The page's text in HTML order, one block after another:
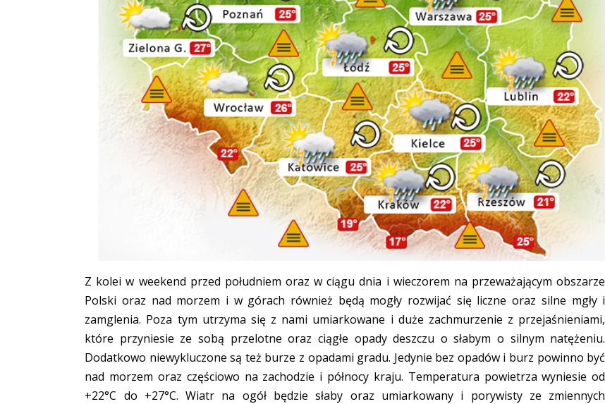
Z kolei w weekend przed południem oraz w ciągu dnia i wieczorem na przeważającym obszarze
Polski oraz nad morzem i w górach również będą mogły rozwijać się liczne oraz silne mgły i
zamglenia. Poza tym utrzyma się z nami umiarkowane i duże zachmurzenie z przejaśnieniami,
które przyniesie ze sobą przelotne oraz ciągłe opady deszczu o słabym o silnym natężeniu.
Dodatkowo niewykluczone są też burze z opadami gradu. Jedynie bez opadów i burz powinno być
nad morzem oraz częściowo na zachodzie i północy kraju. Temperatura powietrza wyniesie od
+22°C do +27°C. Wiatr na ogół będzie słaby oraz umiarkowany i porywisty ze zmiennych